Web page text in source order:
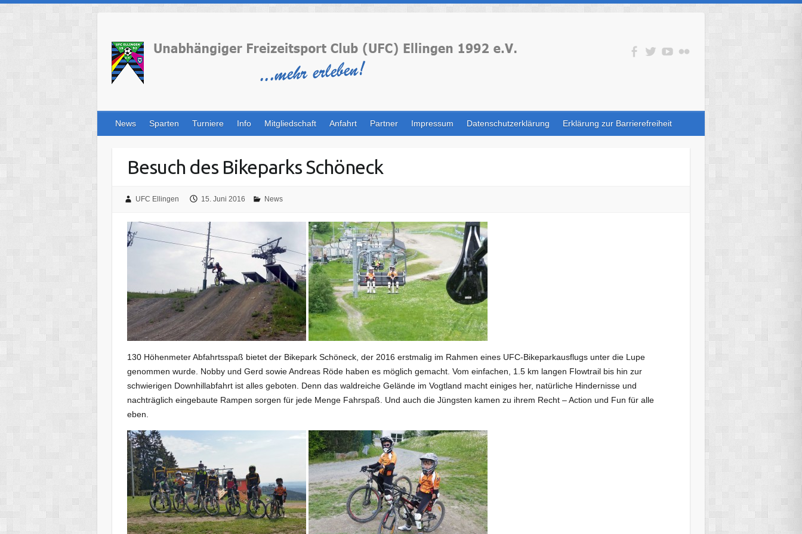
content
News Sparten Turniere Info Mitgliedschaft Anfahrt Partner Impressum Datenschutzerklärung Erklärung zur Barrierefreiheit
Besuch des Bikeparks Schöneck
UFC Ellingen 15. Juni 2016 News
130 Höhenmeter Abfahrtsspaß bietet der Bikepark Schöneck, der 2016 erstmalig im Rahmen eines UFC-Bikeparkausflugs unter die Lupe
genommen wurde. Nobby und Gerd sowie Andreas Röde haben es möglich gemacht. Vom einfachen, 1.5 km langen Flowtrail bis hin zur
schwierigen Downhillabfahrt ist alles geboten. Denn das waldreiche Gelände im Vogtland macht einiges her, natürliche Hindernisse und
nachträglich eingebaute Rampen sorgen für jede Menge Fahrspaß. Und auch die Jüngsten kamen zu ihrem Recht – Action und Fun für alle
eben.